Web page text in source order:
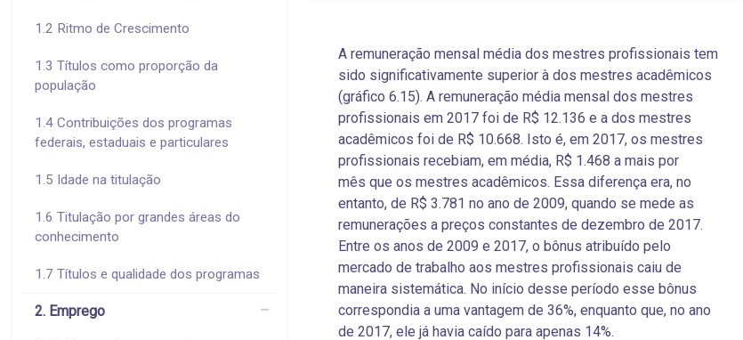
1.2 Ritmo de Crescimento
1.3 Títulos como proporção da
população
1.4 Contribuições dos programas
federais, estaduais e particulares
1.5 Idade na titulação
1.6 Titulação por grandes áreas do
conhecimento
1.7 Títulos e qualidade dos programas
2. Emprego
A remuneração mensal média dos mestres profissionais tem
sido significativamente superior à dos mestres acadêmicos
(gráfico 6.15). A remuneração média mensal dos mestres
profissionais em 2017 foi de R$ 12.136 e a dos mestres
acadêmicos foi de R$ 10.668. Isto é, em 2017, os mestres
profissionais recebiam, em média, R$ 1.468 a mais por
mês que os mestres acadêmicos. Essa diferença era, no
entanto, de R$ 3.781 no ano de 2009, quando se mede as
remunerações a preços constantes de dezembro de 2017.
Entre os anos de 2009 e 2017, o bônus atribuído pelo
mercado de trabalho aos mestres profissionais caiu de
maneira sistemática. No início desse período esse bônus
correspondia a uma vantagem de 36%, enquanto que, no ano
de 2017, ele já havia caído para apenas 14%.